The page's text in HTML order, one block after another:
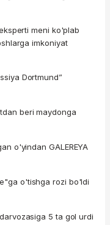
meni ko'plab
imkoniyat
Dortmund”
beri maydonga
o'yindan GALEREYA
o'tishga rozi bo'ldi
5 ta gol urdi